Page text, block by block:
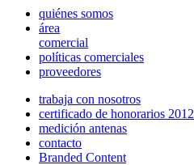
quiénes somos
área
comercial
políticas comerciales
proveedores
trabaja con nosotros
certificado de honorarios 2012
medición antenas
contacto
Branded Content